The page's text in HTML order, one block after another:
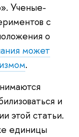
Ученые-
с
о
может
.
и
этой статьи.
единицы